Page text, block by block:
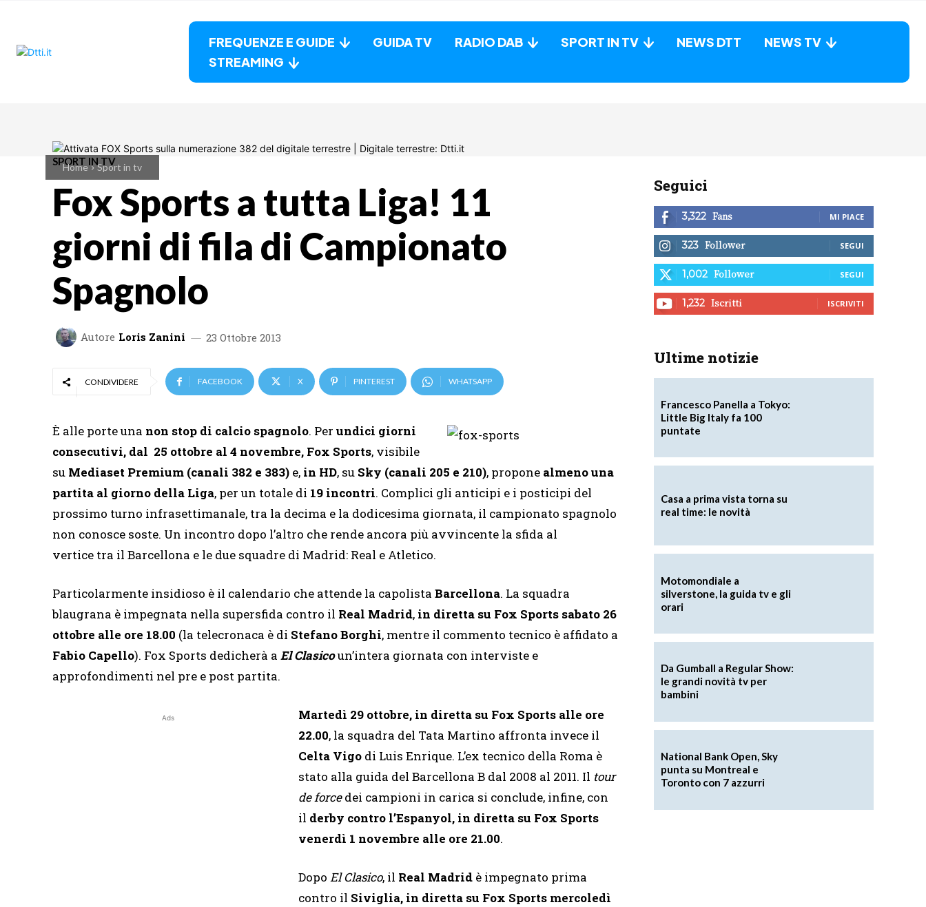
FREQUENZE E GUIDE GUIDA TV RADIO DAB SPORT IN TV NEWS DTT
NEWS TV
STREAMING
Home Sport in tv
SPORT IN TV
Fox Sports a tutta Liga! 11
giorni di fila di Campionato
Spagnolo
Autore Loris Zanini 23 Ottobre 2013
CONDIVIDERE FACEBOOK X PINTEREST WHATSAPP
È alle porte una non stop di calcio spagnolo. Per undici giorni
consecutivi, dal 25 ottobre al 4 novembre, Fox Sports, visibile
su Mediaset Premium (canali 382 e 383) e, in HD, su Sky (canali 205 e 210), propone almeno una
partita al giorno della Liga, per un totale di 19 incontri. Complici gli anticipi e i posticipi del
prossimo turno infrasettimanale, tra la decima e la dodicesima giornata, il campionato spagnolo
non conosce soste. Un incontro dopo l’altro che rende ancora più avvincente la sfida al
vertice tra il Barcellona e le due squadre di Madrid: Real e Atletico.
Particolarmente insidioso è il calendario che attende la capolista Barcellona. La squadra
blaugrana è impegnata nella supersfida contro il Real Madrid, in diretta su Fox Sports sabato 26
ottobre alle ore 18.00 (la telecronaca è di Stefano Borghi, mentre il commento tecnico è affidato a
Fabio Capello). Fox Sports dedicherà a El Clasicoun’intera giornata con interviste e
approfondimenti nel pre e post partita.
Ads
Martedì 29 ottobre, in diretta su Fox Sports alle ore
22.00, la squadra del Tata Martino affronta invece il
Celta Vigo di Luis Enrique. L’ex tecnico della Roma è
stato alla guida del Barcellona B dal 2008 al 2011. Il tour
de forcedei campioni in carica si conclude, infine, con
il derby contro l’Espanyol, in diretta su Fox Sports
venerdì 1 novembre alle ore 21.00.
Dopo El Clasico, il Real Madrid è impegnato prima
contro il Siviglia, in diretta su Fox Sports mercoledì
Seguici
3,322 Fans MI PIACE
323 Follower SEGUI
1,002 Follower SEGUI
1,232 Iscritti ISCRIVITI
Ultime notizie
Francesco Panella a Tokyo:
Little Big Italy fa 100
puntate
Casa a prima vista torna su
real time: le novità
Motomondiale a
silverstone, la guida tv e gli
orari
Da Gumball a Regular Show:
le grandi novità tv per
bambini
National Bank Open, Sky
punta su Montreal e
Toronto con 7 azzurri